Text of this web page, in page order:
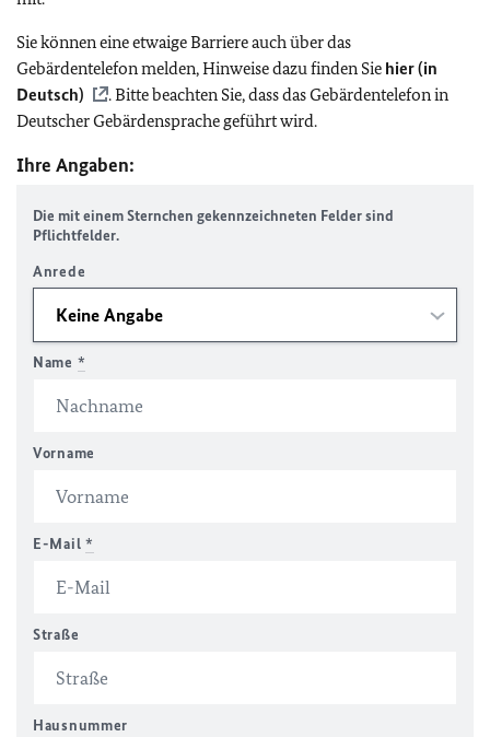
Sie können eine etwaige Barriere auch über das
Gebärdentelefon melden, Hinweise dazu finden Sie hier (in
Deutsch)
. Bitte beachten Sie, dass das Gebärdentelefon in
Deutscher Gebärdensprache geführt wird.
Ihre Angaben:
Die mit einem Sternchen gekennzeichneten Felder sind
Pflichtfelder.
Anrede
Name *
Vorname
E-Mail *
Straße
Hausnummer